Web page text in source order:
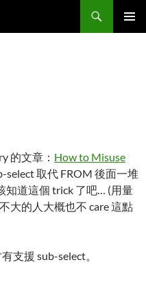
的文章： How to Misuse
select 取代 FROM 後面一堆
知道這個 trick 了吧… (用量
大的人大概也不 care 這點
支援 sub-select。